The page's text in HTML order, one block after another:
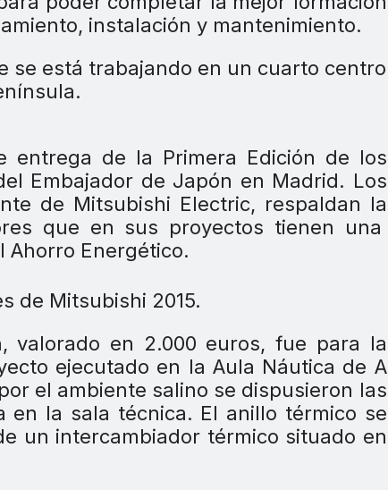
instalación y mantenimiento.
se está trabajando en un cuarto centro
de la Primera Edición de los
Embajador de Japón en Madrid. Los
de Mitsubishi Electric, respaldan la
que en sus proyectos tienen una
Ahorro Energético.
valorado en 2.000 euros, fue para la
ejecutado en la Aula Náutica de A
el ambiente salino se dispusieron las
en la sala técnica. El anillo térmico se
un intercambiador térmico situado en